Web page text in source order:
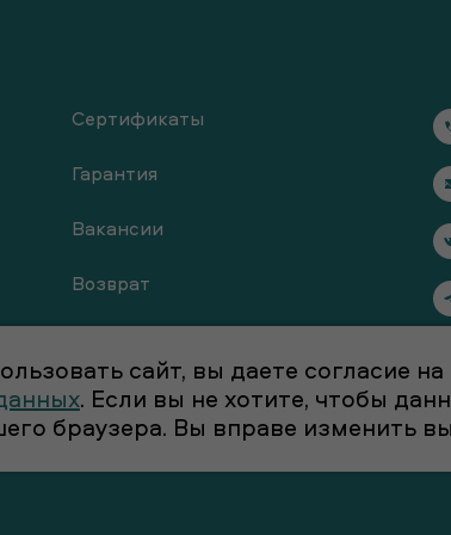
Сертификаты
Гарантия
Вакансии
Возврат
Наши контакты
сайт, вы даете согласие
. Если вы не хотите, чтобы
браузера. Вы вправе изменить